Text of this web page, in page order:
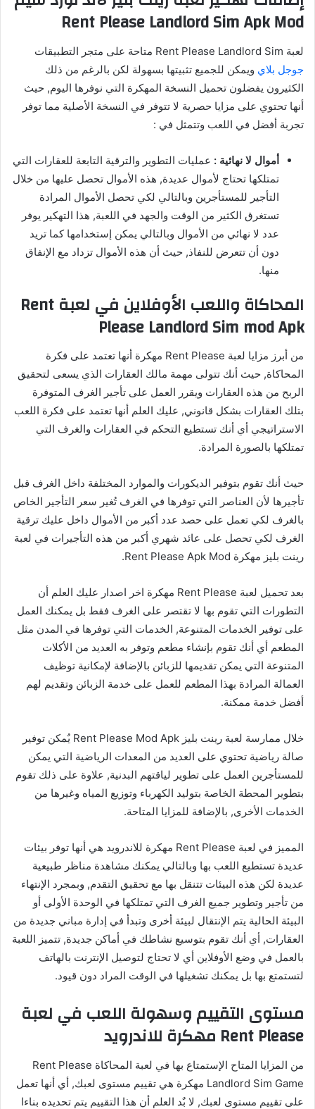
Rent Please Landlord Sim Apk Mod
لعبة Rent Please Landlord Sim متاحة على متجر التطبيقات
جوجل بلاي ويمكن للجميع تثبيتها بسهولة لكن بالرغم من ذلك
الكثيرون يفضلون تحميل النسخة المهكرة التي نوفرها اليوم, حيث
أنها تحتوي على مزايا حصرية لا تتوفر في النسخة الأصلية مما توفر
تجربة أفضل في اللعب وتتمثل في :
أموال لا نهائية : عمليات التطوير والترقية التابعة للعقارات التي
تمتلكها تحتاج لأموال عديدة, هذه الأموال تحصل عليها من خلال
التأجير للمستأجرين وبالتالي لكي تحصل الأموال المرادة
تستغرق الكثير من الوقت والجهد في اللعبة, هذا التهكير يوفر
عدد لا نهائي من الأموال وبالتالي يمكن إستخدامها كما تريد
دون أن تتعرض للنفاذ, حيث أن هذه الأموال تزداد مع الإنفاق
منها.
المحاكاة واللعب الأوفلاين في لعبة Rent
Please Landlord Sim mod Apk
من أبرز مزايا لعبة Rent Please مهكرة أنها تعتمد على فكرة
المحاكاة, حيث أنك تتولى مهمة مالك العقارات الذي يسعى لتحقيق
الربح من هذه العقارات ويقرر العمل على تأجير الغرف المتوفرة
بتلك العقارات بشكل قانوني, عليك العلم أنها تعتمد على فكرة اللعب
الاستراتيجي أي أنك تستطيع التحكم في العقارات والغرف التي
تمتلكها بالصورة المرادة.
حيث أنك تقوم بتوفير الديكورات والموارد المختلفة داخل الغرف قبل
تأجيرها لأن العناصر التي توفرها في الغرف تُغير سعر التأجير الخاص
بالغرف لكي تعمل على حصد عدد أكبر من الأموال داخل عليك ترقية
الغرف لكي تحصل على عائد شهري أكبر من هذه التأجيرات في لعبة
رينت بليز مهكرة Rent Please Apk Mod.
بعد تحميل لعبة Rent Please مهكرة اخر اصدار عليك العلم أن
التطورات التي تقوم بها لا تقتصر على الغرف فقط بل يمكنك العمل
على توفير الخدمات المتنوعة, الخدمات التي توفرها في المدن مثل
المطعم أي أنك تقوم بإنشاء مطعم وتوفر به العديد من الأكلات
المتنوعة التي يمكن تقديمها للزبائن بالإضافة لإمكانية توظيف
العمالة المرادة بهذا المطعم للعمل على خدمة الزبائن وتقديم لهم
أفضل خدمة ممكنة.
خلال ممارسة لعبة رينت بليز Rent Please Mod Apk يٌمكن توفير
صالة رياضية تحتوي على العديد من المعدات الرياضية التي يمكن
للمستأجرين العمل على تطوير لياقتهم البدنية, علاوة على ذلك تقوم
بتطوير المحطة الخاصة بتوليد الكهرباء وتوزيع المياه وغيرها من
الخدمات الأخرى, بالإضافة للمزايا المتاحة.
المميز في لعبة Rent Please مهكرة للاندرويد هي أنها توفر بيئات
عديدة تستطيع اللعب بها وبالتالي يمكنك مشاهدة مناظر طبيعية
عديدة لكن هذه البيئات تتنقل بها مع تحقيق التقدم, وبمجرد الإنتهاء
من تأجير وتطوير جميع الغرف التي تمتلكها في الوحدة الأولى أو
البيئة الحالية يتم الإنتقال لبيئة أخرى وتبدأ في إدارة مباني جديدة من
العقارات, أي أنك تقوم بتوسيع نشاطك في أماكن جديدة, تتميز اللعبة
بالعمل في وضع الأوفلاين أي لا تحتاج لتوصيل الإنترنت بالهاتف
لتستمتع بها بل يمكنك تشغيلها في الوقت المراد دون قيود.
مستوى التقييم وسهولة اللعب في لعبة
Rent Please مهكرة للاندرويد
من المزايا المتاح الإستمتاع بها في لعبة المحاكاة Rent Please
Landlord Sim Game مهكرة هي تقييم مستوى لعبك, أي أنها تعمل
على تقييم مستوى لعبك, لا بٌد العلم أن هذا التقييم يتم تحديده بناءا